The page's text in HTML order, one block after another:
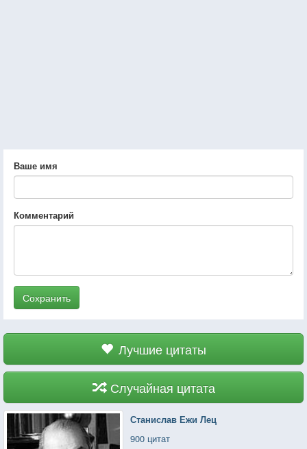
Ваше имя
Комментарий
Сохранить
Лучшие цитаты
Случайная цитата
Станислав Ежи Лец
900 цитат